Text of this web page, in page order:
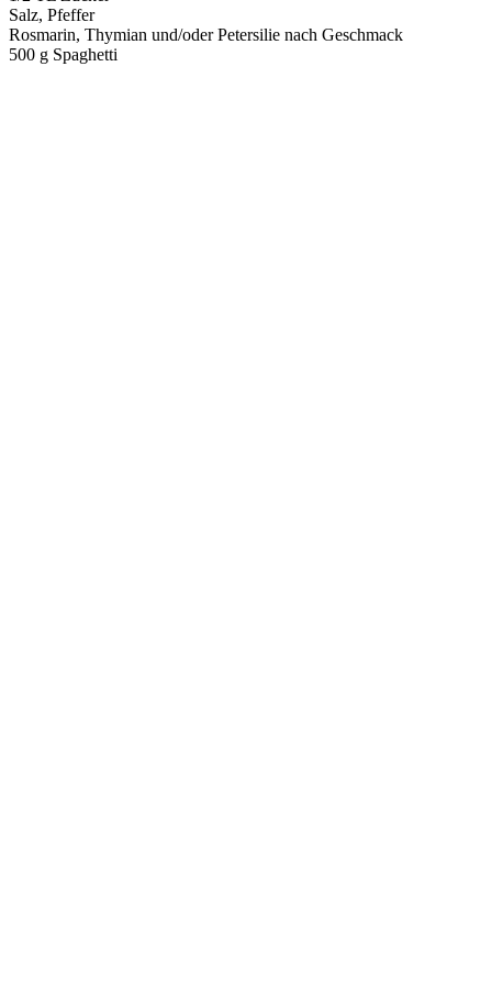
Salz, Pfeffer
Rosmarin, Thymian und/oder Petersilie nach Geschmack
500 g Spaghetti